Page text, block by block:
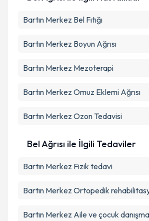
Bartın Merkez Bel Fıtığı
Bartın Merkez Boyun Ağrısı
Bartın Merkez Mezoterapi
Bartın Merkez Omuz Eklemi Ağrısı
Bartın Merkez Ozon Tedavisi
Bel Ağrısı ile İlgili Tedaviler
Bartın Merkez Fizik tedavi
Bartın Merkez Ortopedik
Bartın Merkez Aile ve çocuk